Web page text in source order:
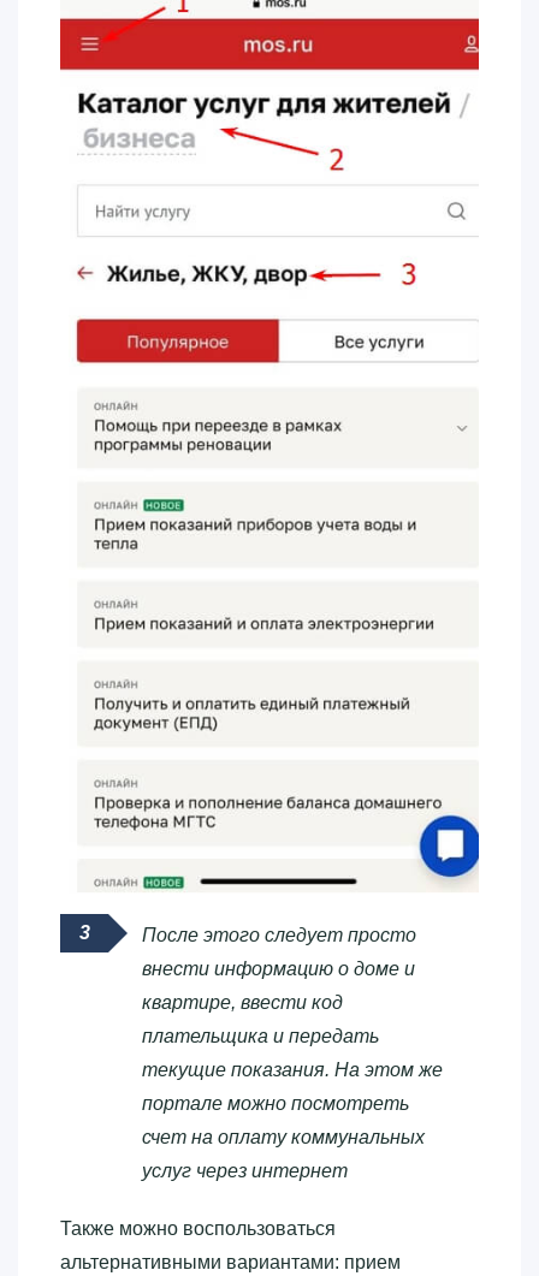
После этого следует просто
внести информацию о доме и
квартире, ввести код
плательщика и передать
текущие показания. На этом же
портале можно посмотреть
счет на оплату коммунальных
услуг через интернет
Также можно воспользоваться
альтернативными вариантами: прием